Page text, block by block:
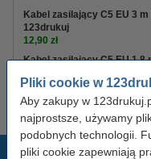
Pliki cookie w
Aby zakupy w
najprostsze, używamy
podobnych technologii.
pliki cookie zapewniają
Kabel zasilający C5 EU 3
123drukuj
12,90 zł
Kabel zasilający C5 EU 1,8
8,90 zł